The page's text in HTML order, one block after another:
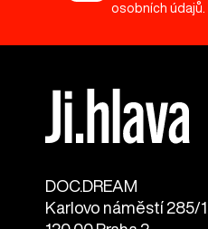
osobních údajů.
DOC.DREAM​
Karlovo náměstí 285/